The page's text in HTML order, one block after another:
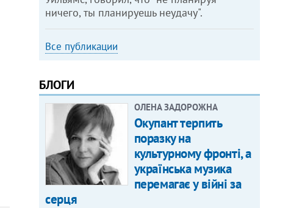
ничего, ты планируешь неудачу".
Все публикации
БЛОГИ
ОЛЕНА ЗАДОРОЖНА
Окупант терпить
поразку на
культурному фронті, а
українська музика
перемагає у війні за
серця